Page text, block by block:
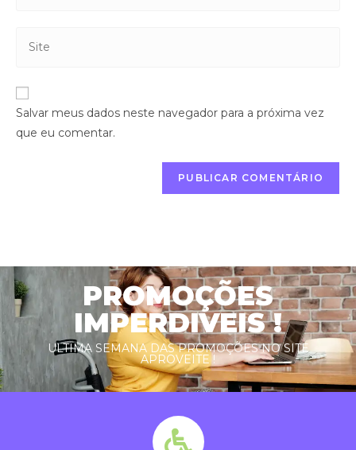
Salvar meus dados neste navegador para a próxima vez
que eu comentar.
PROMOÇÕES
IMPERDIVEIS !
ULTIMA SEMANA DAS PROMOÇÕES NO SITE
APROVEITE !